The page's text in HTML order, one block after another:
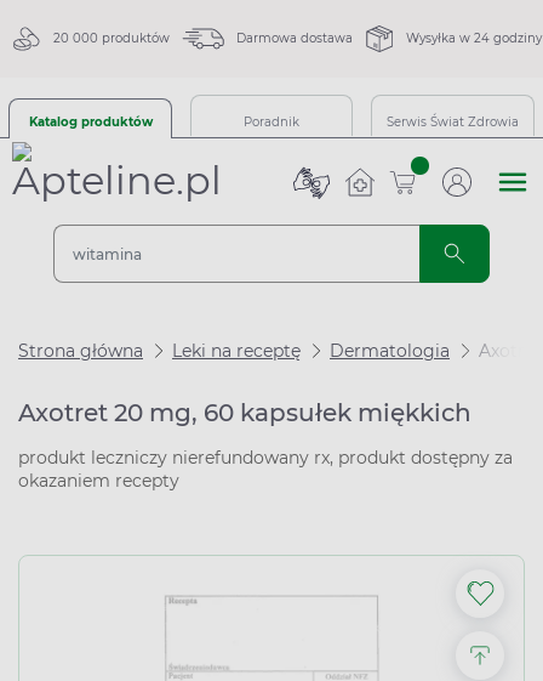
20 000 produktów Darmowa dostawa Wysyłka w 24 godziny
Katalog produktów Poradnik Serwis Świat Zdrowia
sztuk
Strona główna Leki na receptę Dermatologia
Axotret 20 mg, 60 kapsułek miękkich
produkt leczniczy nierefundowany rx, produkt dostępny za
okazaniem recepty